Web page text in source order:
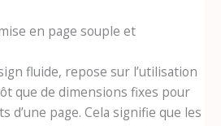
en page souple et
fluide, repose sur l’utilisation
que de dimensions fixes pour
d’une page. Cela signifie que les